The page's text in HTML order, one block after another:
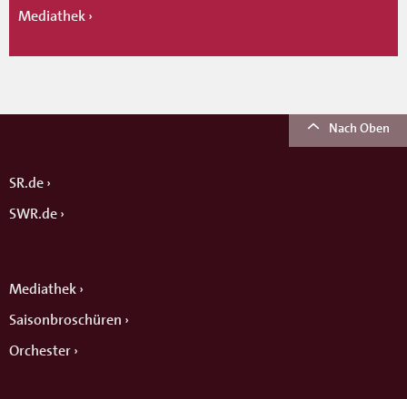
Mediathek
Nach Oben
SR.de
SWR.de
Mediathek
Saisonbroschüren
Orchester